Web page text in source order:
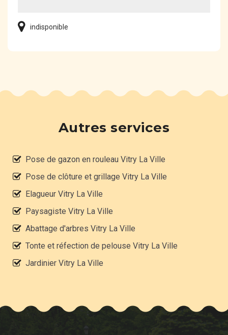
indisponible
Autres services
Pose de gazon en rouleau Vitry La Ville
Pose de clôture et grillage Vitry La Ville
Elagueur Vitry La Ville
Paysagiste Vitry La Ville
Abattage d'arbres Vitry La Ville
Tonte et réfection de pelouse Vitry La Ville
Jardinier Vitry La Ville